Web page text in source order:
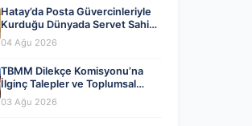
Hatay’da Posta Güvercinleriyle
Kurduğu Dünyada Servet Sahibi
Oldu
04 Ağu 2026
TBMM Dilekçe Komisyonu’na
İlginç Talepler ve Toplumsal
Gündem
03 Ağu 2026